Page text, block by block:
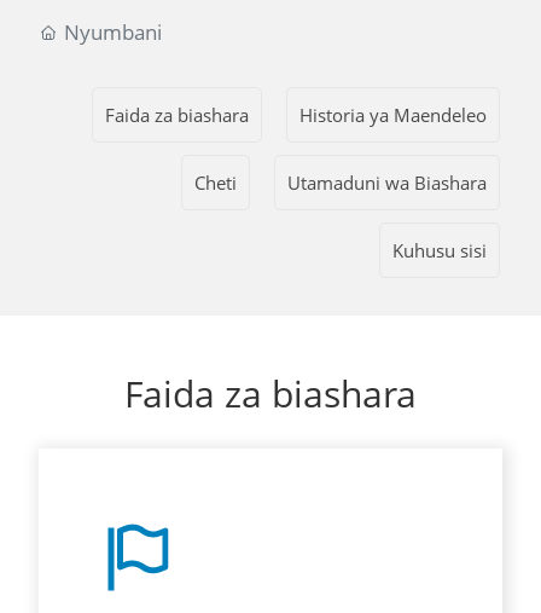
Nyumbani
Historia ya Maendeleo
Faida za biashara
Utamaduni wa Biashara
Cheti
Kuhusu sisi
Faida za biashara